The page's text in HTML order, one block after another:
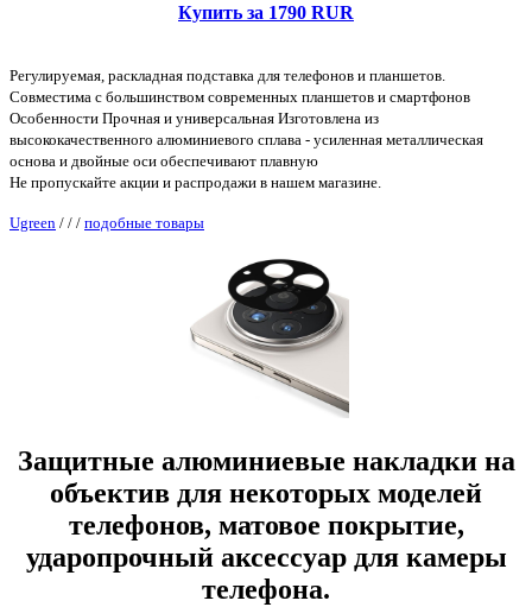
Купить за 1790 RUR
Регулируемая, раскладная подставка для телефонов и планшетов.
Совместима с большинством современных планшетов и смартфонов
Особенности Прочная и универсальная Изготовлена из
высококачественного алюминиевого сплава - усиленная металлическая
основа и двойные оси обеспечивают плавную
Не пропускайте акции и распродажи в нашем магазине.
Ugreen / / / подобные товары
Защитные алюминиевые накладки на
объектив для некоторых моделей
телефонов, матовое покрытие,
ударопрочный аксессуар для камеры
телефона.